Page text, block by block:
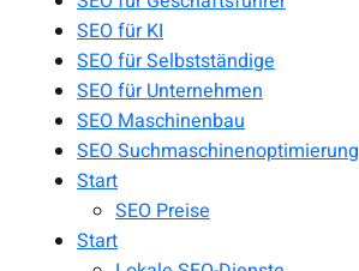
SEO für KI
SEO für Selbstständige
SEO für Unternehmen
SEO Maschinenbau
SEO Suchmaschinenoptimierung
Start
SEO Preise
Start